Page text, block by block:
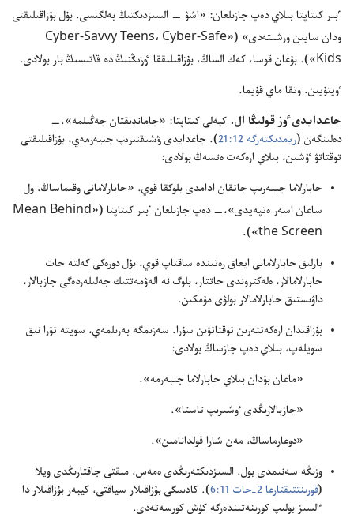
ٴ‌بىر كىتاپتا بىلاي دە‌پ جازىلعان:‏ «اشۋ —‏ السىزدىكتىڭ بە‌لگىسى.‏ بۇ‌ل بۇ‌زاقىلىقتى
ودان سايىن ورشىتە‌دى» (‏«‏
Cyber-Savvy Teens،‏ Cyber-Safe
Kids‏»)‏.‏ بۇ‌عان قوسا،‏ كە‌ك الساڭ،‏ بۇ‌زاقىلىققا ٶزىڭنىڭ دە قاتىسىڭبار بولادى.‏
ٶيتۇ‌يىن.‏ وتقا ماي قۇ‌يما.‏
جاعدايدى ٶز قولىڭا ال.‏ كيە‌لى كىتاپتا:‏ «جاماندىقتان جە‌ڭىلمە»،‏—‏
دە‌لىنگە‌ن (‏ريمدىكتە‌رگە 12:‏21 ‏)‏.‏ جاعدايدى ۋشىقتىرىپ جىبە‌رمە‌ي،‏ بۇ‌زاقىلىقتى
توقتاتۋ ٷشىن،‏ بىلاي ارە‌كە‌ت ە‌تسە‌ڭ بولادى:‏
حابارلاما جىبە‌رىپ جاتقان ادامدى بلوكقا قوي.‏ «حابارلامانى وقىماساڭ،‏ ول
ساعان اسە‌ر ە‌تپە‌يدى»،‏—‏ دە‌پ جازىلعان ٴ‌بىر كىتاپتا (‏«‏Mean Behind
the Screen
‏»)‏.‏
بارلىق حابارلامانى ايعاق رە‌تىندە ساقتاپ قوي.‏ بۇ‌ل دورە‌كى كە‌لتە حات
حابارلامالار،‏ ە‌لە‌كتروندى حاتتار،‏ بلوگ نە الە‌ۋمە‌تتىك جە‌لىلە‌ردە‌گى جازبالار،‏
داۋىستىق حابارلامالار بولۋى مۇ‌مكىن.‏
بۇ‌زاقىدان ارە‌كە‌تتە‌رىن توقتاتۋىن سۇ‌را.‏ سە‌زىمگە بە‌رىلمە‌ي،‏ سويتە تۇ‌را نىق
سويلە‌پ،‏ بىلاي دە‌پ جازساڭ بولادى:‏
‏«ماعان بۇ‌دان بىلاي حابارلاما جىبە‌رمە».‏
‏«جازبالارىڭدى ٶشىرىپ تاستا».‏
‏«دوعارماساڭ،‏ مە‌ن شارا قولدانامىن».‏
وزىڭە سە‌نىمدى بول.‏ السىزدىكتە‌رىڭدى ە‌مە‌س،‏ مىقتى جاقتارىڭدى ويلا
(‏قورىنتتىقتارعا 2-‏حات 11:‏6
‏)‏.‏ كادىمگى بۇ‌زاقىلار سياقتى،‏ كيبە‌ر بۇ‌زاقىلار دا
ٵلسىز بولىپ كورىنە‌تىندە‌رگە كۇ‌ش كورسە‌تە‌دى.‏